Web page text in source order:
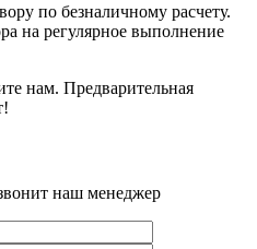
по безналичному расчету.
на регулярное выполнение
нам. Предварительная
наш менеджер